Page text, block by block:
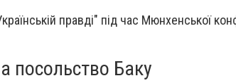
правді" під час Мюнхенської
посольство Баку